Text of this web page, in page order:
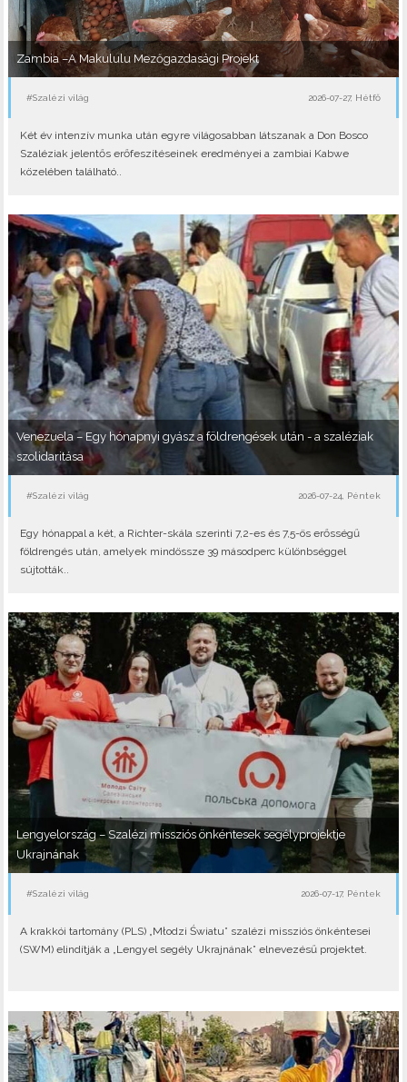
Zambia –A Makululu Mezőgazdasági Projekt
#Szalézi világ 2026-07-27, Hétfő
Két év intenzív munka után egyre világosabban látszanak a Don Bosco
Szaléziak jelentős erőfeszítéseinek eredményei a zambiai Kabwe
közelében található..
Venezuela – Egy hónapnyi gyász a földrengések után - a szaléziak
szolidaritása
#Szalézi világ 2026-07-24, Péntek
Egy hónappal a két, a Richter-skála szerinti 7,2-es és 7,5-ös erősségű
földrengés után, amelyek mindössze 39 másodperc különbséggel
sújtották..
Lengyelország – Szalézi missziós önkéntesek segélyprojektje
Ukrajnának
#Szalézi világ 2026-07-17, Péntek
A krakkói tartomány (PLS) „Młodzi Światu” szalézi missziós önkéntesei
(SWM) elindítják a „Lengyel segély Ukrajnának” elnevezésű projektet.